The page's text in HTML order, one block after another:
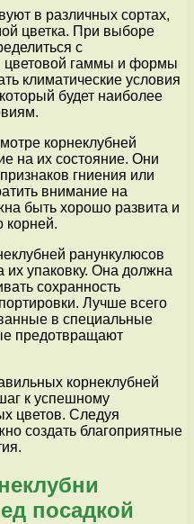
в различных сортах,
цветка. При выборе
с
цветовой гаммы и формы
климатические условия
будет наиболее
корнеклубней
на их состояние. Они
гниения или
внимание на
быть хорошо развита и
корней.
ранункулюсов
их упаковку. Она должна
сохранность
Лучше всего
в специальные
предотвращают
корнеклубней
к успешному
цветов. Следуя
создать благоприятные
посадкой